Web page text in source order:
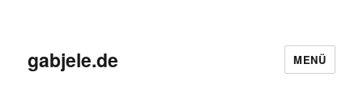
gabjele.de MENÜ